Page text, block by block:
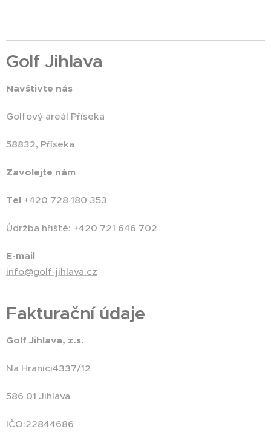
Golf Jihlava
Navštivte nás
Golfový areál Příseka
58832, Příseka
Zavolejte nám
Tel +420 728 180 353
Údržba hřiště: +420 721 646 702
E-mail
info@golf-jihlava.cz
Fakturační údaje
Golf Jihlava, z.s.
Na Hranici4337/12
586 01 Jihlava
IČO:22844686